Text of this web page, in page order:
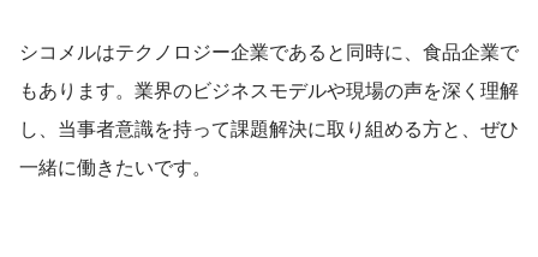
シコメルはテクノロジー企業であると同時に、食品企業で
もあります。業界のビジネスモデルや現場の声を深く理解
し、当事者意識を持って課題解決に取り組める方と、ぜひ
一緒に働きたいです。